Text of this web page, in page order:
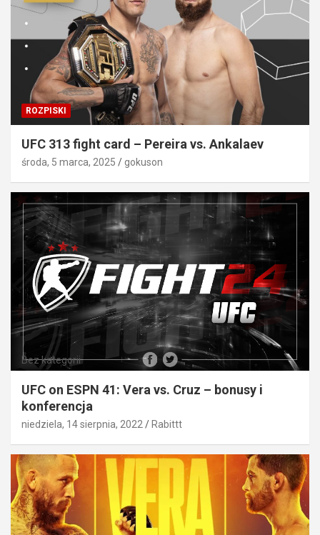
ROZPISKI
UFC 313 fight card – Pereira vs. Ankalaev
środa, 5 marca, 2025 gokuson
Bez kategorii
UFC on ESPN 41: Vera vs. Cruz – bonusy i
konferencja
niedziela, 14 sierpnia, 2022 Rabittt